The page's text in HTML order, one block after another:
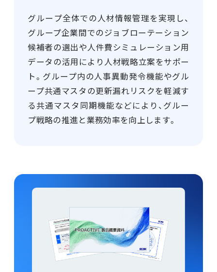
グループ全体での人材情報管理を実現し、
グループ企業間でのジョブローテーション
候補者の選出や人件費シミュレーション用
データの活用により人材戦略立案をサポー
ト。グループ内の人事異動発令機能やグル
ープ共通マスタの更新漏れリスクを軽減す
る共通マスタ同期機能などにより、グルー
プ戦略の推進と業務効率を向上します。